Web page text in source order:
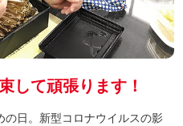
して頑張ります！
の日。新型コロナウイルスの影